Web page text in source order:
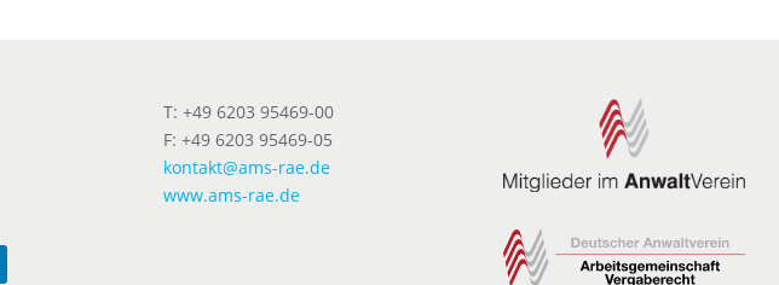
T: +49 6203 95469-00
F: +49 6203 95469-05
kontakt@ams-rae.de
www.ams-rae.de